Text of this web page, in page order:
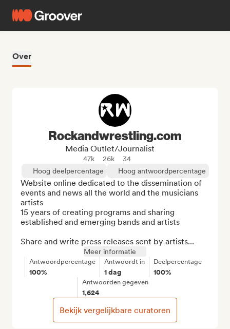
Over
Rockandwrestling.com
Media Outlet/Journalist
47k 26k
34
Hoog deelpercentage
Hoog antwoordpercentage
Website online dedicated to the dissemination of
events and news all the world and the musicians
artists
15 years of creating programs and sharing
established and emerging bands and artists
Share and write press releases sent by artists...
Meer informatie
Antwoordpercentage
100%
Antwoordt in
1 dag
Deelpercentage
100%
Antwoorden gegeven
1,624
Bekijk vergelijkbare curatoren